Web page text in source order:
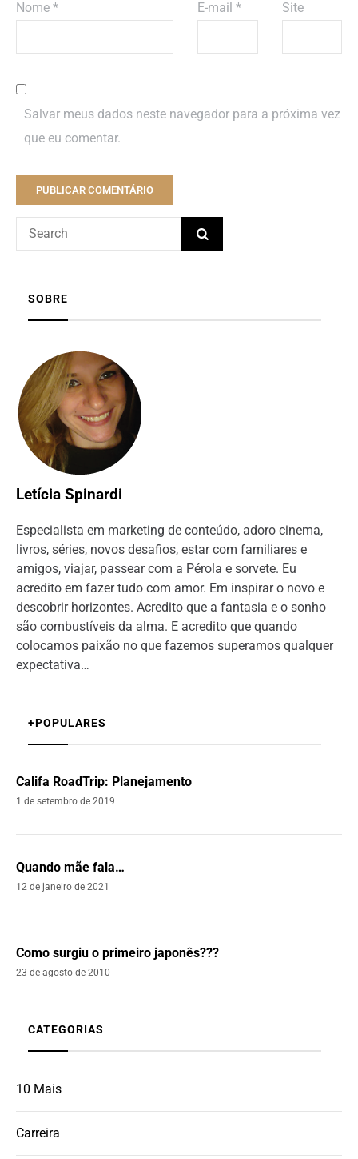
Nome * E-mail * Site
Salvar meus dados neste navegador para a próxima vez
que eu comentar.
SOBRE
Letícia Spinardi
Especialista em marketing de conteúdo, adoro cinema,
livros, séries, novos desafios, estar com familiares e
amigos, viajar, passear com a Pérola e sorvete. Eu
acredito em fazer tudo com amor. Em inspirar o novo e
descobrir horizontes. Acredito que a fantasia e o sonho
são combustíveis da alma. E acredito que quando
colocamos paixão no que fazemos superamos qualquer
expectativa…
+POPULARES
Califa RoadTrip: Planejamento
1 de setembro de 2019
Quando mãe fala…
12 de janeiro de 2021
Como surgiu o primeiro japonês???
23 de agosto de 2010
CATEGORIAS
10 Mais
Carreira